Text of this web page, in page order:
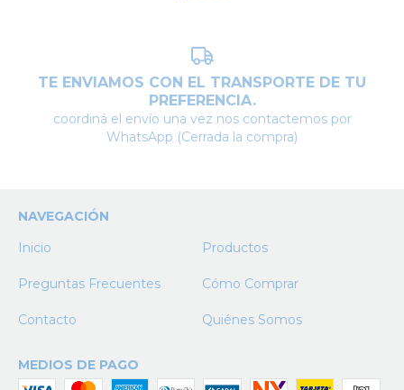
TE ENVIAMOS CON EL TRANSPORTE DE TU
PREFERENCIA.
coordiná el envío una vez nos contactemos por
WhatsApp (Cerrada la compra)
NAVEGACIÓN
Inicio
Productos
Preguntas Frecuentes Cómo Comprar
Contacto Quiénes Somos
MEDIOS DE PAGO